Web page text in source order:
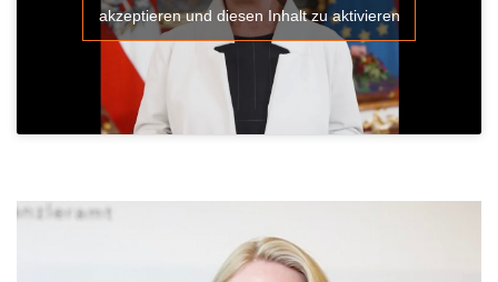
akzeptieren und diesen Inhalt zu aktivieren